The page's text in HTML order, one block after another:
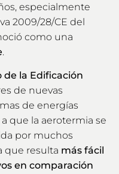
especialmente
2009/28/CE del
como una
.
de la Edificación
de nuevas
de energías
que la aerotermia se
por muchos
que resulta más fácil
en comparación